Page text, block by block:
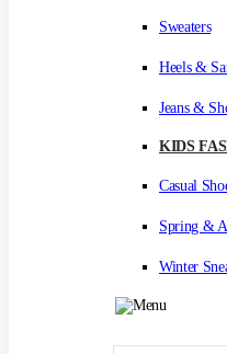
Sweaters
Heels &
Jeans &
KIDS
Casual
Spring &
Winter